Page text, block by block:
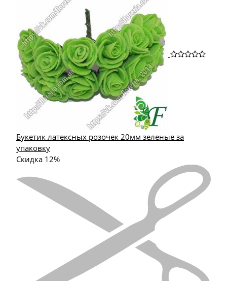
Букетик латексных розочек 20мм зеленые за
упаковку
Скидка 12%